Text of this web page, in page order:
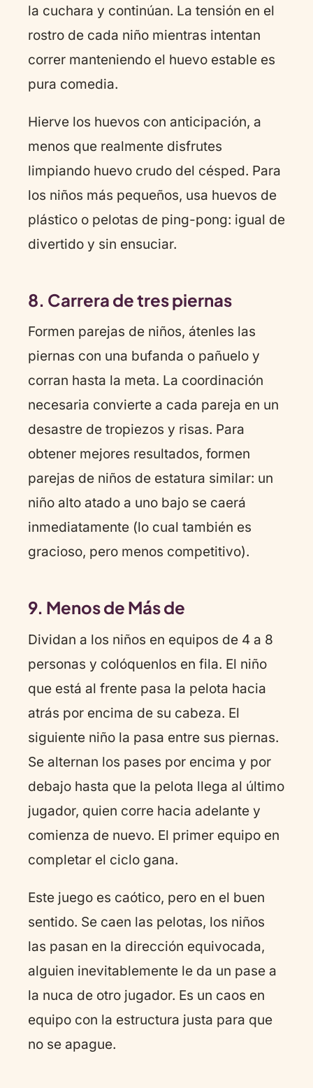
la cuchara y continúan. La tensión en el
rostro de cada niño mientras intentan
correr manteniendo el huevo estable es
pura comedia.
Hierve los huevos con anticipación, a
menos que realmente disfrutes
limpiando huevo crudo del césped. Para
los niños más pequeños, usa huevos de
plástico o pelotas de ping-pong: igual de
divertido y sin ensuciar.
8. Carrera de tres piernas
Formen parejas de niños, átenles las
piernas con una bufanda o pañuelo y
corran hasta la meta. La coordinación
necesaria convierte a cada pareja en un
desastre de tropiezos y risas. Para
obtener mejores resultados, formen
parejas de niños de estatura similar: un
niño alto atado a uno bajo se caerá
inmediatamente (lo cual también es
gracioso, pero menos competitivo).
9. Menos de Más de
Dividan a los niños en equipos de 4 a 8
personas y colóquenlos en fila. El niño
que está al frente pasa la pelota hacia
atrás por encima de su cabeza. El
siguiente niño la pasa entre sus piernas.
Se alternan los pases por encima y por
debajo hasta que la pelota llega al último
jugador, quien corre hacia adelante y
comienza de nuevo. El primer equipo en
completar el ciclo gana.
Este juego es caótico, pero en el buen
sentido. Se caen las pelotas, los niños
las pasan en la dirección equivocada,
alguien inevitablemente le da un pase a
la nuca de otro jugador. Es un caos en
equipo con la estructura justa para que
no se apague.